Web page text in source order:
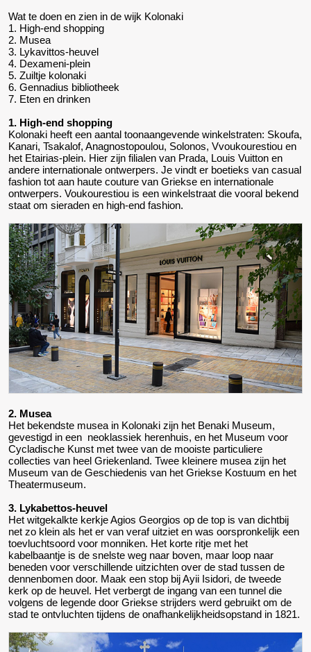
Wat te doen en zien in de wijk Kolonaki
1. High-end shopping
2. Musea
3. Lykavittos-heuvel
4. Dexameni-plein
5. Zuiltje kolonaki
6. Gennadius bibliotheek
7. Eten en drinken
1. High-end shopping
Kolonaki heeft een aantal toonaangevende winkelstraten: Skoufa,
Kanari, Tsakalof, Anagnostopoulou, Solonos, Vvoukourestiou en
het Etairias-plein. Hier zijn filialen van Prada, Louis Vuitton en
andere internationale ontwerpers. Je vindt er boetieks van casual
fashion tot aan haute couture van Griekse en internationale
ontwerpers. Voukourestiou is een winkelstraat die vooral bekend
staat om sieraden en high-end fashion.
2. Musea
Het bekendste musea in Kolonaki zijn het Benaki Museum,
gevestigd in een neoklassiek herenhuis, en het Museum voor
Cycladische Kunst met twee van de mooiste particuliere
collecties van heel Griekenland. Twee kleinere musea zijn het
Museum van de Geschiedenis van het Griekse Kostuum en het
Theatermuseum.
3. Lykabettos-heuvel
Het witgekalkte kerkje Agios Georgios op de top is van dichtbij
net zo klein als het er van veraf uitziet en was oorspronkelijk een
toevluchtsoord voor monniken. Het korte ritje met het
kabelbaantje is de snelste weg naar boven, maar loop naar
beneden voor verschillende uitzichten over de stad tussen de
dennenbomen door. Maak een stop bij Ayii Isidori, de tweede
kerk op de heuvel. Het verbergt de ingang van een tunnel die
volgens de legende door Griekse strijders werd gebruikt om de
stad te ontvluchten tijdens de onafhankelijkheidsopstand in 1821.